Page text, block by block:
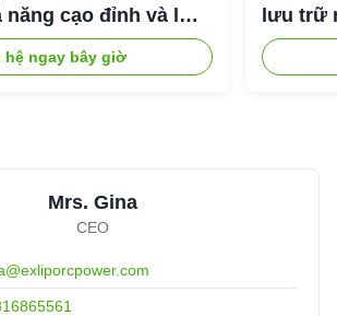
năng cạo đỉnh và lưu
công nghiệp
hệ ngay bây giờ
lưu trữ
Mrs. Gina
CEO